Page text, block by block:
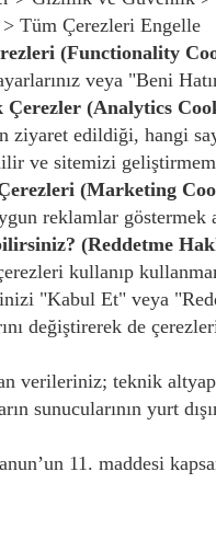
Tüm Çerezleri Engelle
(Functionality
veya "Beni
(Analytics
ziyaret edildiği, hangi
ve sitemizi
(Marketing
reklamlar
(Reddetme
kullanıp
"Kabul Et" veya
değiştirerek de
verileriniz; teknik
sunucularının yurt
11. maddesi